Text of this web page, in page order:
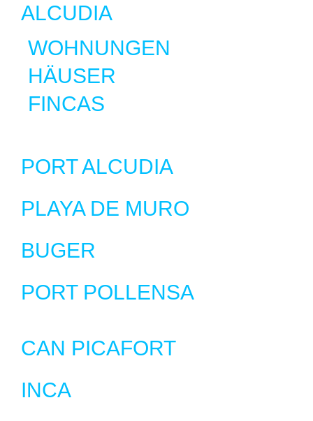
ALCUDIA
WOHNUNGEN
HÄUSER
FINCAS
PORT ALCUDIA
PLAYA DE MURO
BUGER
PORT POLLENSA
CAN PICAFORT
INCA